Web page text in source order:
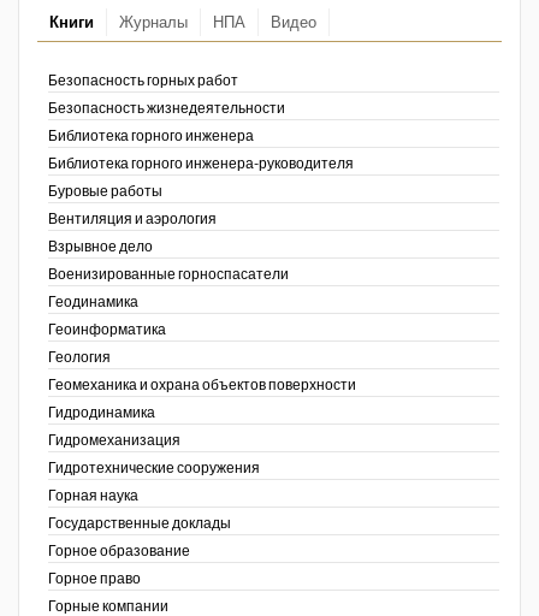
Книги Журналы НПА Видео
Безопасность горных работ
Безопасность жизнедеятельности
Библиотека горного инженера
Библиотека горного инженера-руководителя
Буровые работы
Вентиляция и аэрология
Взрывное дело
Военизированные горноспасатели
Геодинамика
Геоинформатика
Геология
Геомеханика и охрана объектов поверхности
Гидродинамика
Гидромеханизация
Гидротехнические сооружения
Горная наука
Государственные доклады
Горное образование
Горное право
Горные компании
Медицина катастроф
Минеральные ресурсы России
Нефтегазовые технологии
Нефтегазовая вертикаль
Промышленность и безопасность
Разведка и охрана недр
Стандарт качества